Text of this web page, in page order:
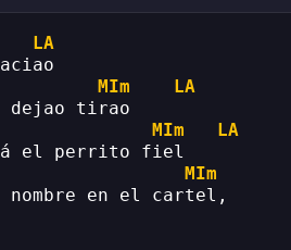
LA
MIm
LA
dejao tirao
MIm
LA
el perrito fiel
MIm
nombre en el cartel,